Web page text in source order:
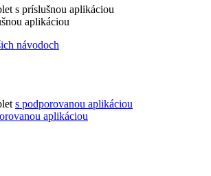
s príslušnou aplikáciou
aplikáciou
návodoch
s podporovanou aplikáciou
aplikáciou